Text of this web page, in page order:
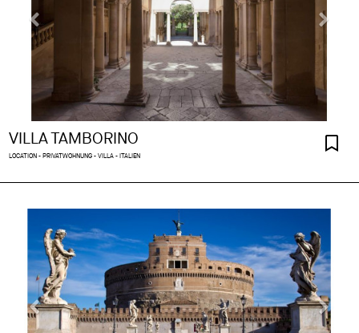
VILLA TAMBORINO
LOCATION - PRIVATWOHNUNG - VILLA - ITALIEN